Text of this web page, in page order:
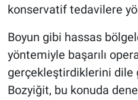
konservatif tedavilere
Boyun gibi hassas
yöntemiyle başarılı
gerçekleştirdiklerini dile
Bozyiğit, bu konuda